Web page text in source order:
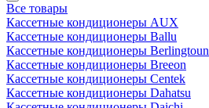
Все товары
Кассетные кондиционеры AUX
Кассетные кондиционеры Ballu
Кассетные кондиционеры Berlingtoun
Кассетные кондиционеры Breeon
Кассетные кондиционеры Centek
Кассетные кондиционеры Dahatsu